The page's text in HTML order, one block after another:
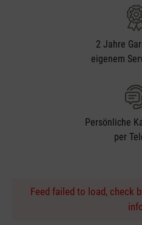
2 Jahre
eigenem
Persönliche
per
Feed failed to load, check